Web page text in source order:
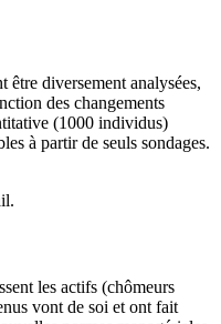
être diversement analysées,
des changements
(1000 individus)
à partir de seuls sondages.
les actifs (chômeurs
vont de soi et ont fait